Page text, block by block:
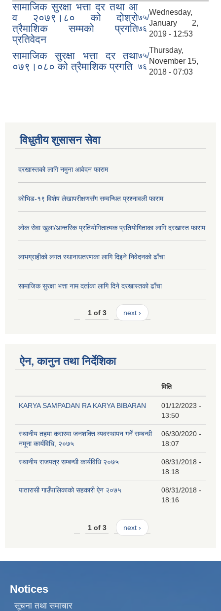
सामाजिक सुरक्षा भत्ता दर तथा आ
व २०७९।८० को दोश्रो
त्रैमाशिक सम्मको प्रगति
प्रतिवेदन
७५/
७६
Wednesday,
January 2,
2019 - 12:53
सामाजिक सुरक्षा भत्ता दर तथा
०७९।०८० को त्रैमाशिक प्रगति
७५/
७६
Thursday,
November 15,
2018 - 07:03
विधुतीय शुसासन सेवा
दरखास्तको लागि नमुना आवेदन फाराम
कोभिड-१९ विशेष लेखापरीक्षणसँग सम्वन्धित प्रश्नावली फाराम
लोक सेवा खुला/आन्तरिक प्रतियोगितात्मक प्रतियोगिताका लागि दरखास्त फाराम
लाभग्राहीको लगत स्थानाधतरणका लागि दिइने निवेदनको ढाँचा
सामाजिक सुरक्षा भत्ता नाम दर्ताका लागि दिने दरखास्तको ढाँचा
1 of 3 next ›
ऐन, कानुन तथा निर्देशिका
मिति
KARYA SAMPADAN RA KARYA BIBARAN
01/12/2023 -
13:50
स्थानीय तहमा करारमा जनशक्ति व्यवस्थापन गर्ने सम्बन्धी
नमूना कार्यविधि, २०७५
06/30/2020 -
18:07
स्थानीय राजपत्र सम्बन्धी कार्यविधि २०७५
08/31/2018 -
18:18
पातारासी गाउँपालिकाको सहकारी ऐन २०७५
08/31/2018 -
18:16
1 of 3 next ›
Notices
सूचना तथा समाचार